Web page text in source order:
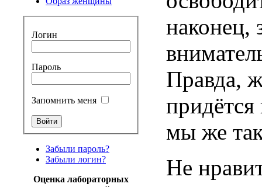
Логин
Пароль
Запомнить меня
Забыли пароль?
Забыли логин?
Оценка лабораторных
наконец,
Правда,
мы же
Не